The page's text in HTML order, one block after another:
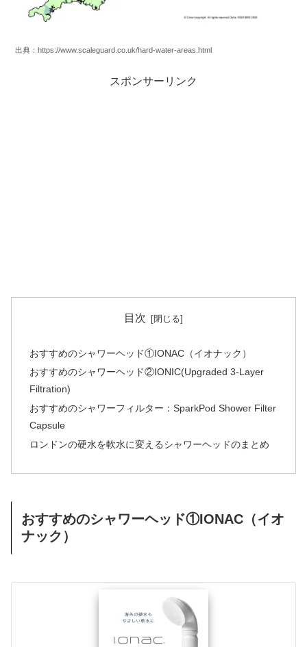
出典：https://www.scaleguard.co.uk/hard-water-areas.html
スポンサーリンク
目次
おすすめのシャワーヘッド①IONAC（イオナック）
おすすめのシャワーヘッド②IONIC(Upgraded 3-Layer
Filtration)
おすすめのシャワーフィルター：SparkPod Shower Filter
Capsule
ロンドンの硬水を軟水に変えるシャワーヘッドのまとめ
おすすめのシャワーヘッド①IONAC（イオ
ナック）